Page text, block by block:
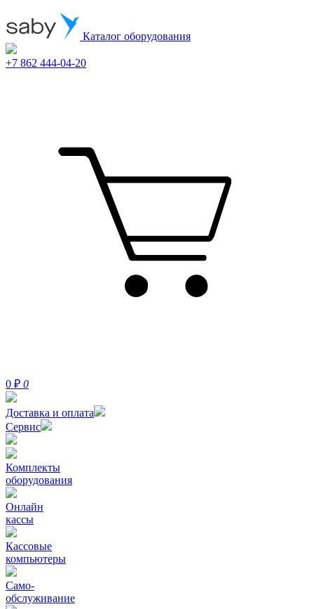
Каталог оборудования
+7 862 444-04-20
0 ₽ 0
Доставка и оплата
Сервис
Комплекты
оборудования
Онлайн
кассы
Кассовые
компьютеры
Само-
обслуживание